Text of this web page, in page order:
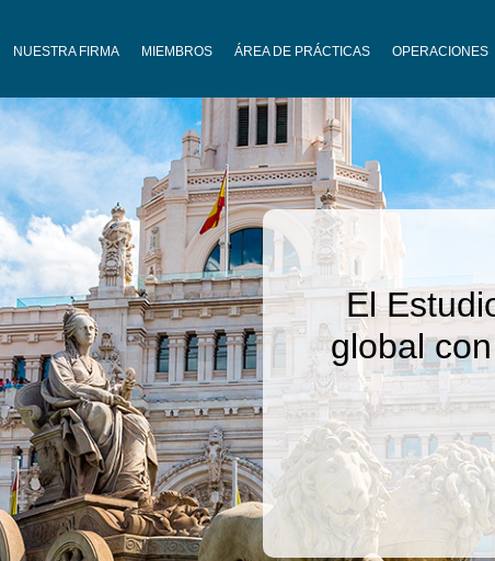
NUESTRA FIRMA MIEMBROS ÁREA DE PRÁCTICAS OPERACIONES
crecer y
Contacte con nosotros,
propuesta